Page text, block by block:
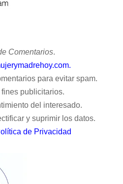
Comentarios.
para evitar spam.
publicitarios.
del interesado.
y suprimir los datos.
de Privacidad